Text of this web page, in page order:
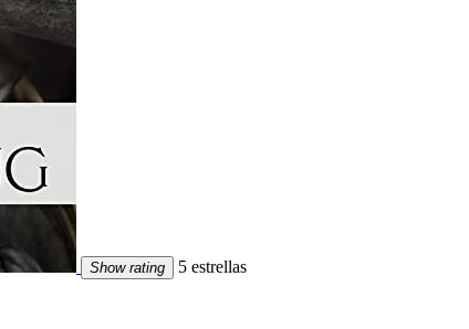
Show rating 5 estrellas